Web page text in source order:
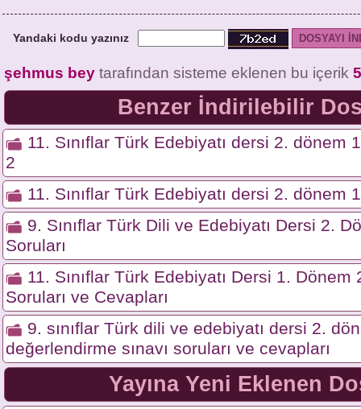
Yandaki kodu yazınız
şehmus bey tarafından sisteme eklenen bu içerik
Benzer İndirilebilir
11. Sınıflar Türk Edebiyatı dersi 2. dönem
2
11. Sınıflar Türk Edebiyatı dersi 2. dönem
9. Sınıflar Türk Dili ve Edebiyatı Dersi 2.
Soruları
11. Sınıflar Türk Edebiyatı Dersi 1. Dönem
Soruları ve Cevapları
9. sınıflar Türk dili ve edebiyatı dersi 2.
değerlendirme sınavı soruları ve cevapları
Yayına Yeni Eklenen